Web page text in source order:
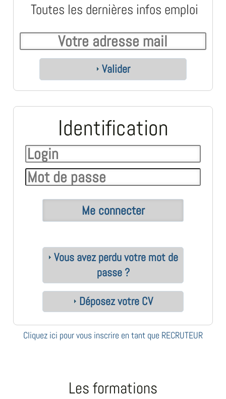
Toutes les dernières infos emploi
Valider
Identification
Vous avez perdu votre mot de
passe ?
Déposez votre CV
Cliquez ici pour vous inscrire en tant que RECRUTEUR
Les formations